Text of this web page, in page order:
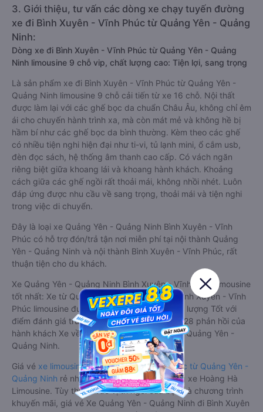
3. Giới thiệu, tư vấn các dòng xe chạy tuyến đường
xe đi Bình Xuyên - Vĩnh Phúc từ Quảng Yên - Quảng
Ninh:
Dòng xe đi Bình Xuyên - Vĩnh Phúc từ Quảng Yên - Quảng
Ninh limousine 9 chỗ vip, chất lượng cao: Tiện lợi, sang trọng
Là sản phẩm xe đi Bình Xuyên - Vĩnh Phúc từ Quảng Yên -
Quảng Ninh limousine 9 chỗ cải tiến từ xe 16 chỗ. Nội thất
được làm lại với các ghế bọc da chuẩn Châu Âu, không chỉ êm
ái cho chuyến hành trình xa, mà còn mát mẻ và không hề bị
hầm bí như các ghế bọc da bình thường. Kèm theo các ghế
có nhiều tiện nghi hiện đại như ti-vi, tủ lạnh mini, ổ cắm usb,
đèn đọc sách, hệ thống âm thanh cao cấp. Có vách ngăn
riêng biệt giữa khoang lái và khoang hành khách. Khoảng
cách giữa các ghế ngồi rất thoải mái, không nhồi nhét. Luôn
đáp ứng được nhu cầu về sang trọng, thoải mái và tiện nghi
trong việc di chuyển.
Đây là loại xe Quảng Yên - Quảng Ninh Bình Xuyên - Vĩnh
Phúc có hỗ trợ đón/trả tận nơi miễn phí tại nội thành Quảng
Yên - Quảng Ninh và nội thành Bình Xuyên - Vĩnh Phúc, rất
thuận tiện cho du khách.
Xe Quảng Yên - Quảng Ninh Bình Xuyên - Vĩnh Phúc limousine
tốt nhất: Xe từ Quảng Yên - Quảng Ninh đi Bình Xuyên - Vĩnh
Phúc limousine được đánh giá chung có chất lượng Tốt với
điểm đánh giá trung bình từ 4.5/5 dựa trên 128 phản hồi của
hành khách Xe về Bình Xuyên - Vĩnh Phúc từ Quảng Yên -
Quảng Ninh.
Giá vé xe limousine đi Bình Xuyên - Vĩnh Phúc từ Quảng Yên -
Quảng Ninh rẻ nhất là 380000VND của hãng xe Hoàng Hà
Limousine. Tùy thuộc vào vị trí ngồi của bạn và chương trình
khuyến mãi, giá vé Xe Quảng Yên - Quảng Ninh đi Bình Xuyên